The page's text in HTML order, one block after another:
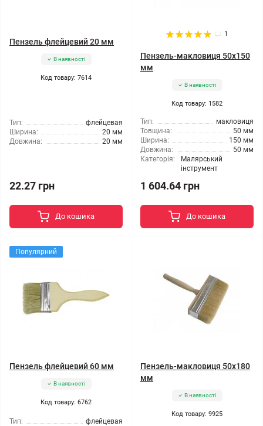
Пензель флейцевий 20 мм
В наявності
Код товару: 7614
Тип:
флейцевая
Ширина:
20 мм
Довжина:
20 мм
22.27 грн
До кошика
1
Пензель-макловиця 50x150
мм
В наявності
Код товару: 1582
Тип:
макловиця
Товщина:
50 мм
Ширина:
150 мм
Довжина:
50 мм
Категорія:
Малярський
інструмент
1 604.64 грн
До кошика
Популярний
Пензель флейцевий 60 мм
В наявності
Код товару: 6762
Тип:
флейцевая
Пензель-макловиця 50x180
мм
В наявності
Код товару: 9925